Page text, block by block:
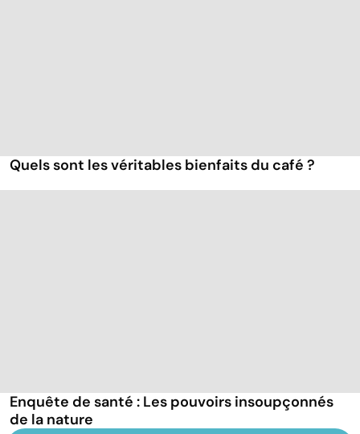
Quels sont les véritables bienfaits du café ?
Enquête de santé : Les pouvoirs insoupçonnés
de la nature